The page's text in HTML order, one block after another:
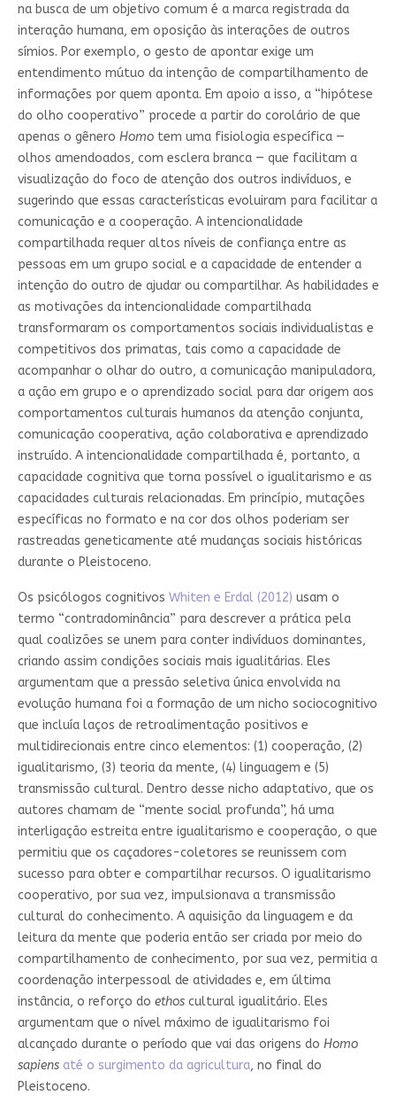
na busca de um objetivo comum é a marca registrada da
interação humana, em oposição às interações de outros
símios. Por exemplo, o gesto de apontar exige um
entendimento mútuo da intenção de compartilhamento de
informações por quem aponta. Em apoio a isso, a “hipótese
do olho cooperativo” procede a partir do corolário de que
apenas o gênero Homo tem uma fisiologia específica —
olhos amendoados, com esclera branca — que facilitam a
visualização do foco de atenção dos outros indivíduos, e
sugerindo que essas características evoluiram para facilitar a
comunicação e a cooperação. A intencionalidade
compartilhada requer altos níveis de confiança entre as
pessoas em um grupo social e a capacidade de entender a
intenção do outro de ajudar ou compartilhar. As habilidades e
as motivações da intencionalidade compartilhada
transformaram os comportamentos sociais individualistas e
competitivos dos primatas, tais como a capacidade de
acompanhar o olhar do outro, a comunicação manipuladora,
a ação em grupo e o aprendizado social para dar origem aos
comportamentos culturais humanos da atenção conjunta,
comunicação cooperativa, ação colaborativa e aprendizado
instruído. A intencionalidade compartilhada é, portanto, a
capacidade cognitiva que torna possível o igualitarismo e as
capacidades culturais relacionadas. Em princípio, mutações
específicas no formato e na cor dos olhos poderiam ser
rastreadas geneticamente até mudanças sociais históricas
durante o Pleistoceno.
Os psicólogos cognitivos Whiten e Erdal (2012) usam o
termo “contradominância” para descrever a prática pela
qual coalizões se unem para conter indivíduos dominantes,
criando assim condições sociais mais igualitárias. Eles
argumentam que a pressão seletiva única envolvida na
evolução humana foi a formação de um nicho sociocognitivo
que incluía laços de retroalimentação positivos e
multidirecionais entre cinco elementos: (1) cooperação, (2)
igualitarismo, (3) teoria da mente, (4) linguagem e (5)
transmissão cultural. Dentro desse nicho adaptativo, que os
autores chamam de “mente social profunda”, há uma
interligação estreita entre igualitarismo e cooperação, o que
permitiu que os caçadores-coletores se reunissem com
sucesso para obter e compartilhar recursos. O igualitarismo
cooperativo, por sua vez, impulsionava a transmissão
cultural do conhecimento. A aquisição da linguagem e da
leitura da mente que poderia então ser criada por meio do
compartilhamento de conhecimento, por sua vez, permitia a
coordenação interpessoal de atividades e, em última
instância, o reforço do ethos cultural igualitário. Eles
argumentam que o nível máximo de igualitarismo foi
alcançado durante o período que vai das origens do Homo
sapiens até o surgimento da agricultura, no final do
Pleistoceno.